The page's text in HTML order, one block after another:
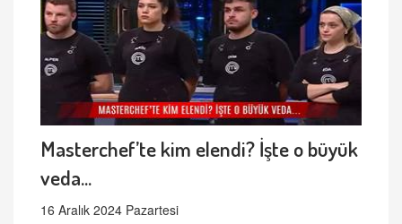
Masterchef’te kim elendi? İşte o büyük
veda...
16 Aralık 2024 Pazartesi